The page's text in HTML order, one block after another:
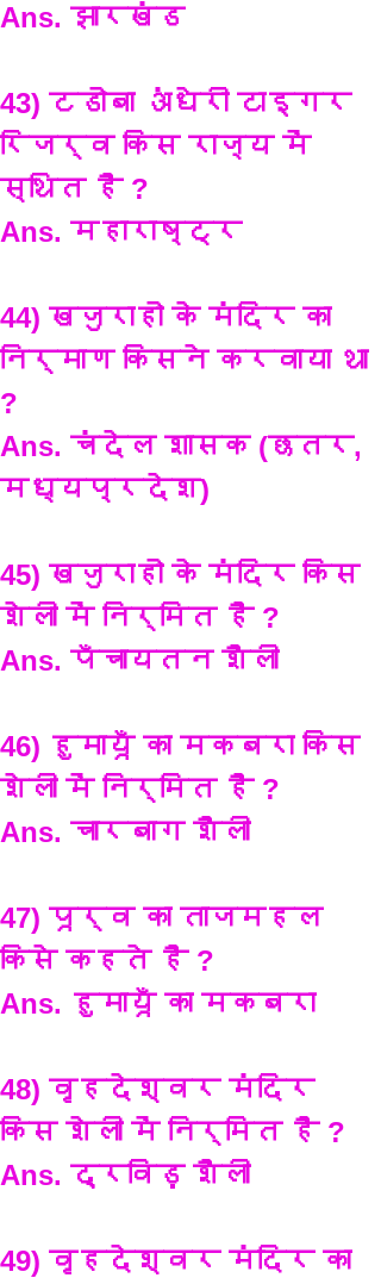
Ans. झारखंड
43) टडोबा अंधेरी टाइगर
रिजर्व किस राज्य में
स्थित है ?
Ans. महाराष्ट्र
44) खजुराहो के मंदिर का
निर्माण किसने करवाया था
?
Ans. चंदेल शासक (छतर,
मध्यप्रदेश)
45) खजुराहो के मंदिर किस
शेली में निर्मित है ?
Ans. पँचायतन शैली
46) हुमायूँ का मकबरा किस
शेली में निर्मित है ?
Ans. चारबाग शैली
47) पूर्व का ताजमहल
किसे कहते है ?
Ans. हुमायूँ का मकबरा
48) वृहदेश्वर मंदिर
किस शेली में निर्मित है ?
Ans. द्रविड़ शैली
49) वृहदेश्वर मंदिर का